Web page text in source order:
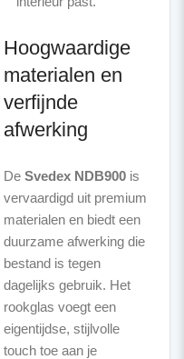
Hoogwaardige
materialen en
verfijnde
afwerking
De Svedex NDB900is
vervaardigd uit premium
materialen en biedt een
duurzame afwerking die
bestand is tegen
dagelijks gebruik. Het
rookglas voegt een
eigentijdse, stijlvolle
touch toe aan je